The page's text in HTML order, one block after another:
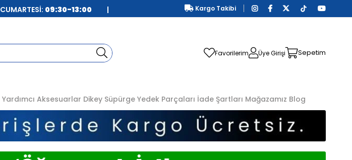
CUMARTESİ: 09:30-13:00 | Kargo Takibi
Favorilerim Üye Girişi Sepetim
Yardımcı Aksesuarlar Dikey Süpürge Yedek Parçaları İade Şartları Mağazamız Blog